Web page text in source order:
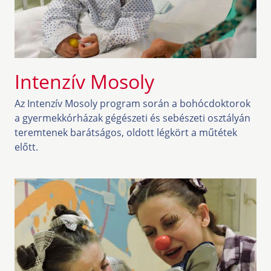
Intenzív Mosoly
Az Intenzív Mosoly program során a bohócdoktorok
a gyermekkórházak gégészeti és sebészeti osztályán
teremtenek barátságos, oldott légkört a műtétek
előtt.